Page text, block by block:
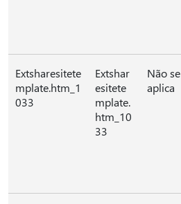
Extsharesitete
mplate.htm_1
033
Extshar
esitete
mplate.
htm_10
33
Não se
aplica